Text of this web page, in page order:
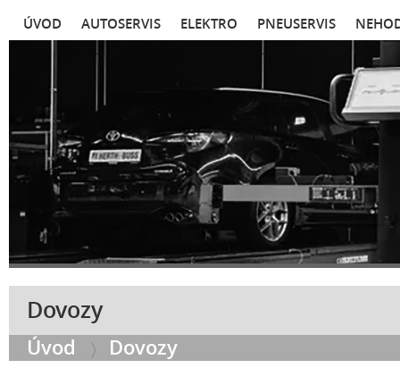
ÚVOD AUTOSERVIS ELEKTRO PNEUSERVIS
Dovozy
Úvod Dovozy